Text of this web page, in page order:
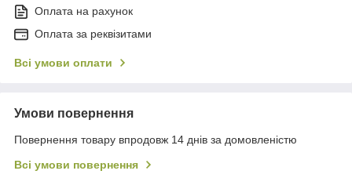
Оплата на рахунок
Оплата за реквізитами
Всі умови оплати
Умови повернення
Повернення товару впродовж 14 днів за домовленістю
Всі умови повернення